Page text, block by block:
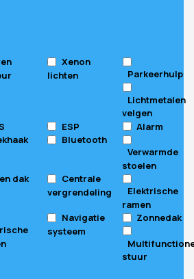
Xenon
lichten
Parkeerhulp
Lichtmetalen
velgen
ESP
Alarm
Bluetooth
Verwarmde
stoelen
dak
Centrale
vergrendeling
Elektrische
ramen
Navigatie
systeem
Zonnedak
stuur